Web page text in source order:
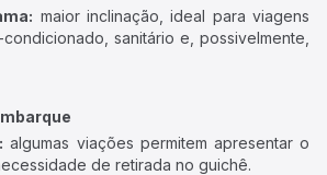
maior inclinação, ideal para viagens
sanitário e, possivelmente,
algumas viações permitem apresentar o
de retirada no guichê.